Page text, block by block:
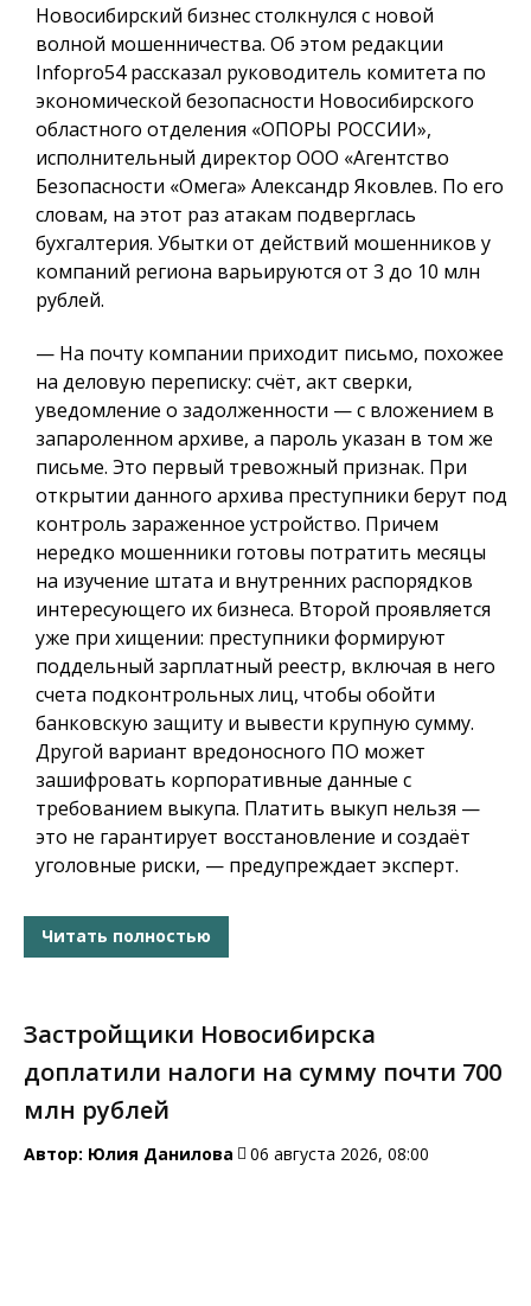
Новосибирский бизнес столкнулся с новой
волной мошенничества. Об этом редакции
Infopro54 рассказал руководитель комитета по
экономической безопасности Новосибирского
областного отделения «ОПОРЫ РОССИИ»,
исполнительный директор ООО «Агентство
Безопасности «Омега» Александр Яковлев. По его
словам, на этот раз атакам подверглась
бухгалтерия. Убытки от действий мошенников у
компаний региона варьируются от 3 до 10 млн
рублей.
— На почту компании приходит письмо, похожее
на деловую переписку: счёт, акт сверки,
уведомление о задолженности — с вложением в
запароленном архиве, а пароль указан в том же
письме. Это первый тревожный признак. При
открытии данного архива преступники берут под
контроль зараженное устройство. Причем
нередко мошенники готовы потратить месяцы
на изучение штата и внутренних распорядков
интересующего их бизнеса. Второй проявляется
уже при хищении: преступники формируют
поддельный зарплатный реестр, включая в него
счета подконтрольных лиц, чтобы обойти
банковскую защиту и вывести крупную сумму.
Другой вариант вредоносного ПО может
зашифровать корпоративные данные с
требованием выкупа. Платить выкуп нельзя —
это не гарантирует восстановление и создаёт
уголовные риски, — предупреждает эксперт.
Читать полностью
Застройщики Новосибирска
доплатили налоги на сумму почти 700
млн рублей
Автор: Юлия Данилова 06 августа 2026, 08:00